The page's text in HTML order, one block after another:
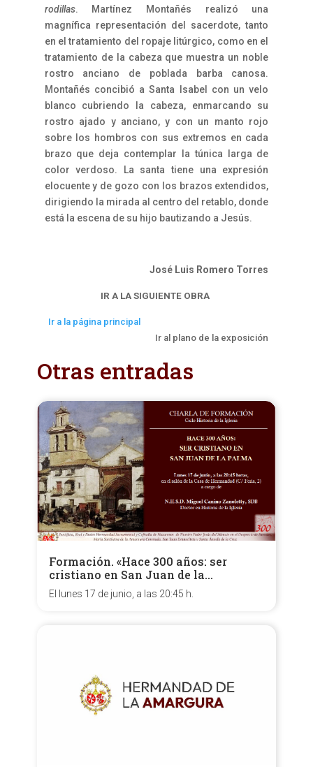
rodillas. Martínez Montañés realizó una
magnífica representación del sacerdote, tanto
en el tratamiento del ropaje litúrgico, como en el
tratamiento de la cabeza que muestra un noble
rostro anciano de poblada barba canosa.
Montañés concibió a Santa Isabel con un velo
blanco cubriendo la cabeza, enmarcando su
rostro ajado y anciano, y con un manto rojo
sobre los hombros con sus extremos en cada
brazo que deja contemplar la túnica larga de
color verdoso. La santa tiene una expresión
elocuente y de gozo con los brazos extendidos,
dirigiendo la mirada al centro del retablo, donde
está la escena de su hijo bautizando a Jesús.
José Luis Romero Torres
IR A LA SIGUIENTE OBRA
Ir a la página principal
Ir al plano de la exposición
Otras entradas
Formación. «Hace 300 años: ser
cristiano en San Juan de la…
El lunes 17 de junio, a las 20:45 h.